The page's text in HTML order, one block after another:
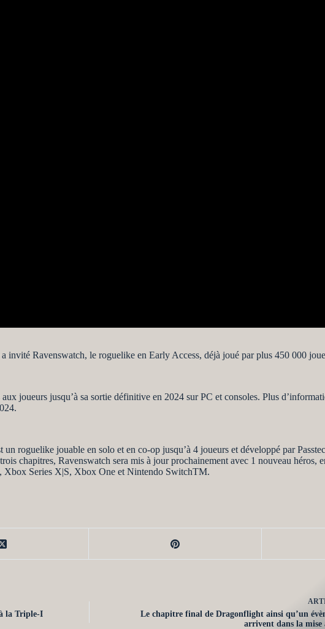
Ravenswatch, le roguelike en Early Access, déjà joué par plus 450 000
joueurs jusqu’à sa sortie définitive en 2024 sur PC et consoles. Plus
roguelike jouable en solo et en co-op jusqu’à 4 joueurs et développé par
chapitres, Ravenswatch sera mis à jour prochainement avec 1 nouveau héros,
Series X|S, Xbox One et Nintendo SwitchTM.
la Triple-I
Le chapitre final de Dragonflight ainsi qu’un
arrivent dans la mise